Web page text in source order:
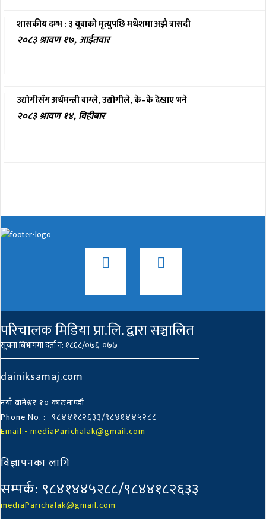
शासकीय दम्भ : ३ युवाको मृत्युपछि मधेशमा अझै त्रासदी
२०८३ श्रावण १७, आईतवार
उद्योगीसँग अर्थमन्त्री वाग्ले, उद्योगीले, के–के देखाए भने
२०८३ श्रावण १४, बिहीबार
परिचालक मिडिया प्रा.लि. द्वारा सञ्चालित
सूचना बिभागमा दर्ता नं: १८६८/०७६-०७७
dainiksamaj.com
नयाँ बानेश्वर १० काठमाण्डौ
Phone No. :- ९८४४१८२६३३/९८४१४४५२८८
Email:- mediaParichalak@gmail.com
विज्ञापनका लागि
सम्पर्क: ९८४१४४५२८८/९८४४१८२६३३
mediaParichalak@gmail.com